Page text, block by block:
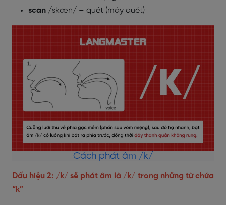
scan /skæn/ – quét (máy quét)
Cách phát âm /k/
Dấu hiệu 2: /k/ sẽ phát âm là /k/ trong những từ chứa
“k”